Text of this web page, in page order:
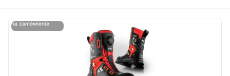
na zamówienie
ostatnie sztuki